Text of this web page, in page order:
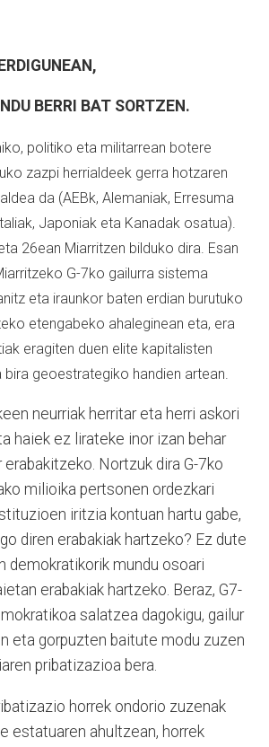
BERRI BAT SORTZEN.
politiko eta militarrean botere
zazpi herrialdeek gerra hotzaren
da (AEBk, Alemaniak, Erresuma
Japoniak eta Kanadak osatua).
26ean Miarritzen bilduko dira. Esan
G-7ko gailurra sistema
eta iraunkor baten erdian burutuko
etengabeko ahaleginean eta, era
eragiten duen elite kapitalisten
bira geoestrategiko handien artean.
neurriak herritar eta herri askori
haiek ez lirateke inor izan behar
Nortzuk dira G-7ko
milioika pertsonen ordezkari
iritzia kontuan hartu gabe,
diren erabakiak hartzeko? Ez dute
demokratikorik mundu osoari
erabakiak hartzeko. Beraz, G7-
salatzea dagokigu, gailur
eta gorpuzten baitute modu zuzen
pribatizazioa bera.
horrek ondorio zuzenak
estatuaren ahultzean, horrek